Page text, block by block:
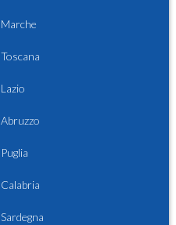
Marche
Toscana
Lazio
Abruzzo
Puglia
Calabria
Sardegna